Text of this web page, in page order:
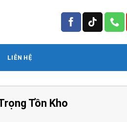
LIÊN HỆ
Tồn Kho